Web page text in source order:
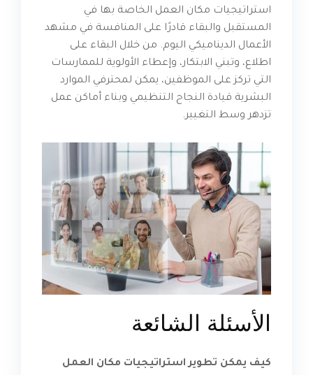
استراتيجيات مكان العمل الخاصة بها في
المستقبل والبقاء قادرًا على المنافسة في مشهد
الأعمال الديناميكي اليوم. من خلال البقاء على
اطلاع، وتبني الابتكار، وإعطاء الأولوية للممارسات
التي تركز على الموظفين، يمكن لمحترفي الموارد
البشرية قيادة النجاح التنظيمي وبناء أماكن عمل
تزدهر وسط التغيير.
الأسئلة الشائعة
كيف يمكن تطوير استراتيجيات مكان العمل